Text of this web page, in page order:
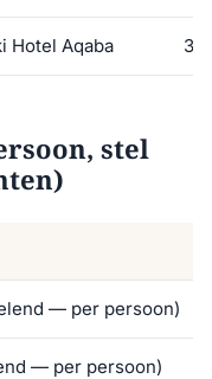
Hotel Aqaba
stel
— per persoon)
— per persoon)